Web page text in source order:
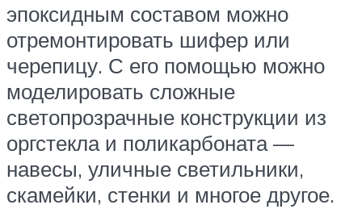
эпоксидным составом можно
отремонтировать шифер или
черепицу. С его помощью можно
моделировать сложные
светопрозрачные конструкции из
оргстекла и поликарбоната —
навесы, уличные светильники,
скамейки, стенки и многое другое.